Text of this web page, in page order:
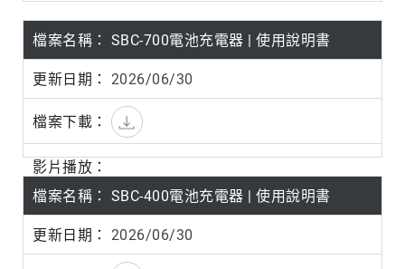
SBC-700電池充電器 | 使用說明書
2026/06/30
SBC-400電池充電器 | 使用說明書
2026/06/30